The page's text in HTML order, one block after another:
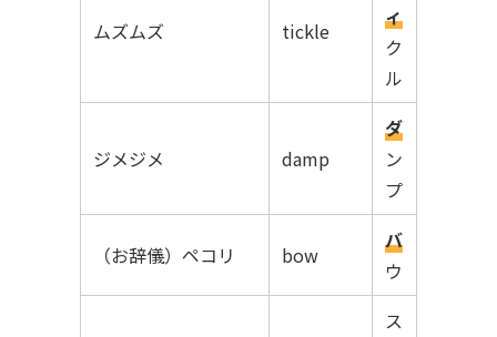
ムズムズ tickle
ィ
ク
ル
ジメジメ damp
ダ
ン
プ
（お辞儀）ペコリ bow
バ
ウ
ス